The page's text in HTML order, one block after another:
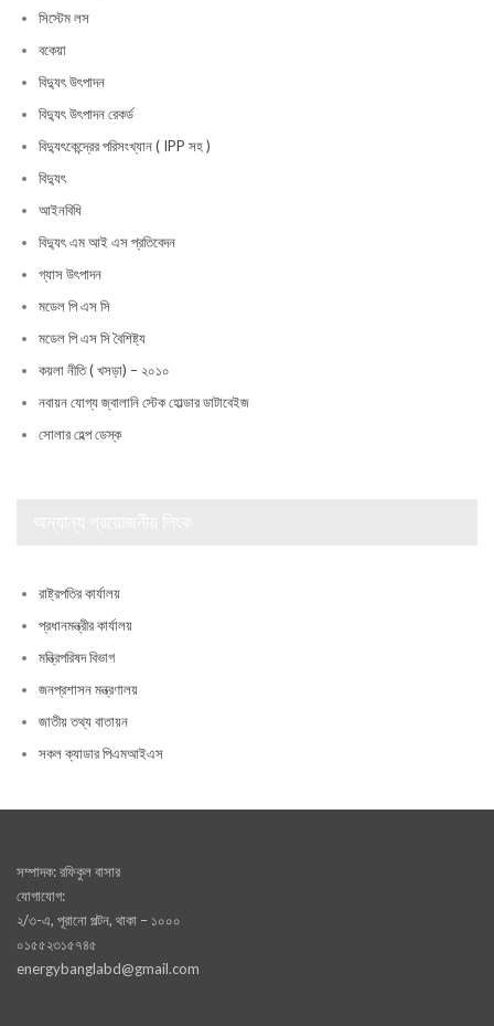
সিস্টেম লস
বকেয়া
বিদ্যুৎ উৎপাদন
বিদ্যুৎ উৎপাদন রেকর্ড
বিদ্যুৎকেন্দ্রের পরিসংখ্যান ( IPP সহ )
বিদ্যুৎ
আইনবিধি
বিদ্যুৎ এম আই এস প্রতিবেদন
গ্যাস উৎপাদন
মডেল পি এস সি
মডেল পি এস সি বৈশিষ্ট্য
কয়লা নীতি ( খসড়া) – ২০১০
নবায়ন যোগ্য জ্বালানি স্টেক হোল্ডার ডাটাবেইজ
সোলার হেল্প ডেস্ক
রাষ্ট্রপতির কার্যালয়
প্রধানমন্ত্রীর কার্যালয়
মন্ত্রিপরিষদ বিভাগ
জনপ্রশাসন মন্ত্রণালয়
জাতীয় তথ্য বাতায়ন
সকল ক্যাডার পিএমআইএস
সম্পাদক: রফিকুল বাসার
যোগাযোগ:
২/৩-এ, পূরানো পল্টন, থাকা – ১০০০
০১৫৫২৩১৫৭৪৫
energybanglabd@gmail.com